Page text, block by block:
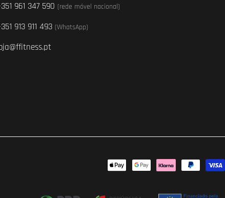
961 347 590 (rede móvel nacional)
913 911 493 (WhatsApp)
Métodos
pagamento